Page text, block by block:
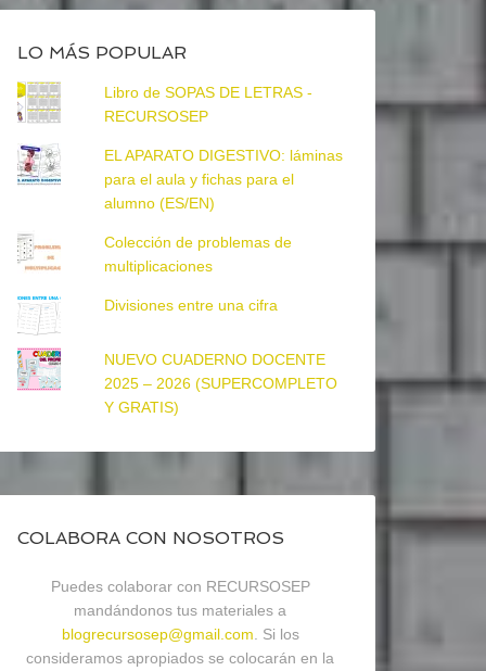
LO MÁS POPULAR
Libro de SOPAS DE LETRAS -
RECURSOSEP
EL APARATO DIGESTIVO: láminas
para el aula y fichas para el
alumno (ES/EN)
Colección de problemas de
multiplicaciones
Divisiones entre una cifra
NUEVO CUADERNO DOCENTE
2025 – 2026 (SUPERCOMPLETO
Y GRATIS)
COLABORA CON NOSOTROS
Puedes colaborar con RECURSOSEP
mandándonos tus materiales a
blogrecursosep@gmail.com . Si los
consideramos apropiados se colocarán en la